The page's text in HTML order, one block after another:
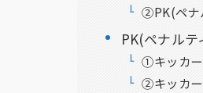
②PK(ペナ
PK(ペナル
①キッカー
②キッカー